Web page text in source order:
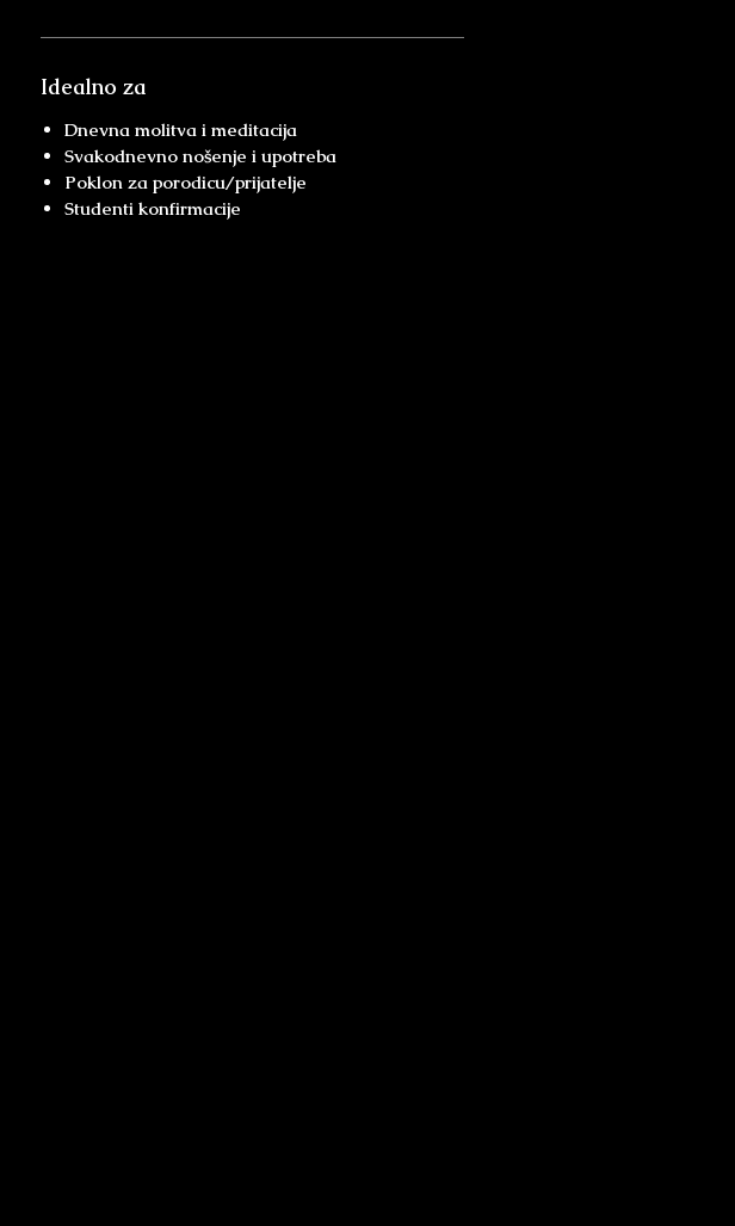
Idealno za
Dnevna molitva i meditacija
Svakodnevno nošenje i upotreba
Poklon za porodicu/prijatelje
Studenti konfirmacije